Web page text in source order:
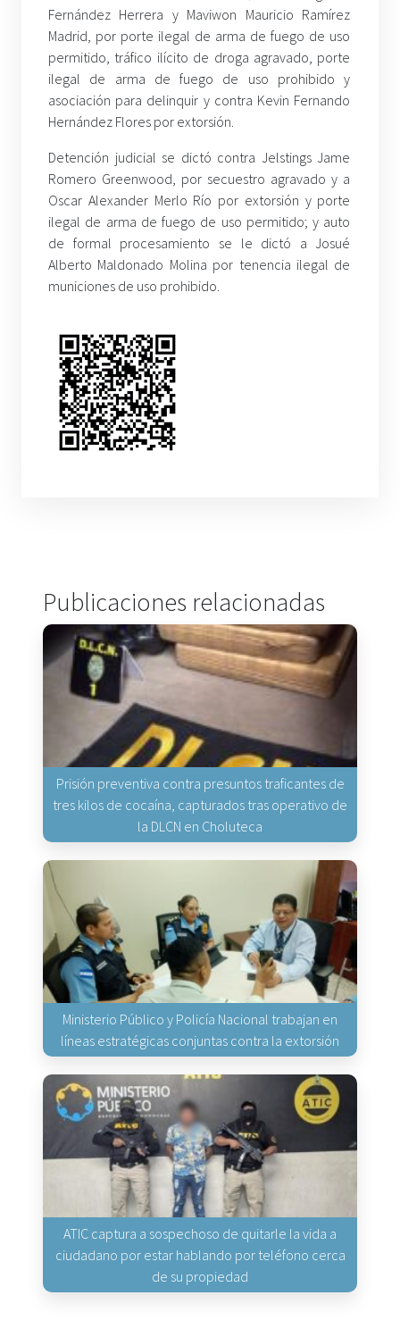
Fernández Herrera y Maviwon Mauricio Ramírez
Madrid, por porte ilegal de arma de fuego de uso
permitido, tráfico ilícito de droga agravado, porte
ilegal de arma de fuego de uso prohibido y
asociación para delinquir y contra Kevin Fernando
Hernández Flores por extorsión.
Detención judicial se dictó contra Jelstings Jame
Romero Greenwood, por secuestro agravado y a
Oscar Alexander Merlo Río por extorsión y porte
ilegal de arma de fuego de uso permitido; y auto
de formal procesamiento se le dictó a Josué
Alberto Maldonado Molina por tenencia ilegal de
municiones de uso prohibido.
Publicaciones relacionadas
Prisión preventiva contra presuntos traficantes de
tres kilos de cocaína, capturados tras operativo de
la DLCN en Choluteca
Ministerio Público y Policía Nacional trabajan en
líneas estratégicas conjuntas contra la extorsión
ATIC captura a sospechoso de quitarle la vida a
ciudadano por estar hablando por teléfono cerca
de su propiedad